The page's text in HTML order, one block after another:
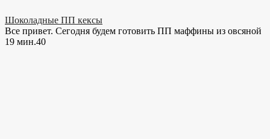
Шоколадные ПП кексы
Все привет. Сегодня будем готовить ПП маффины из овсяной
19 мин.40